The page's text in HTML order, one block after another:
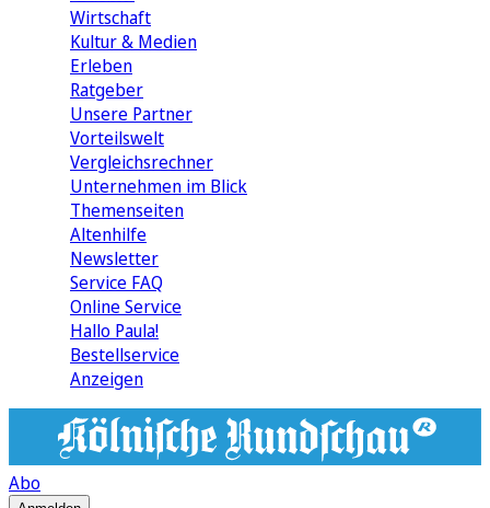
Wirtschaft
Kultur & Medien
Erleben
Ratgeber
Unsere Partner
Vorteilswelt
Vergleichsrechner
Unternehmen im Blick
Themenseiten
Altenhilfe
Newsletter
Service FAQ
Online Service
Hallo Paula!
Bestellservice
Anzeigen
Abo